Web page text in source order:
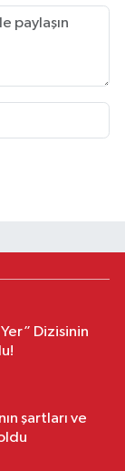
Dizisinin
şartları ve